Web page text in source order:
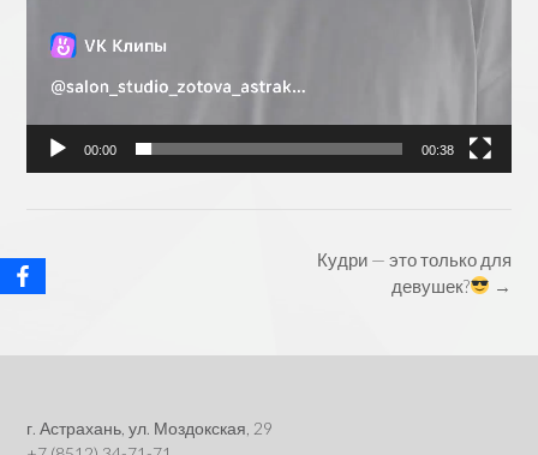
00:00 00:38
Post
navigation
Кудри — это только для
девушек?
→
г. Астрахань, ул. Моздокская, 29